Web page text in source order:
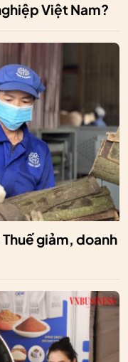
Việt Nam?
giảm, doanh